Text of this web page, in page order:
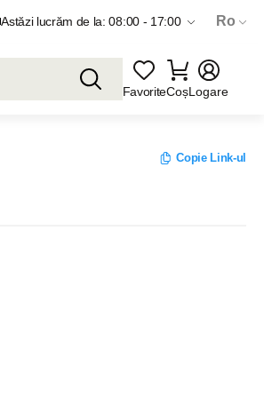
Astăzi lucrăm de la: 08:00 - 17:00 Ro
FavoriteCoșLogare
Copie Link-ul